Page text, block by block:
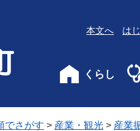
本文へ は
くらし
でさがす > 産業・観光 > 産業